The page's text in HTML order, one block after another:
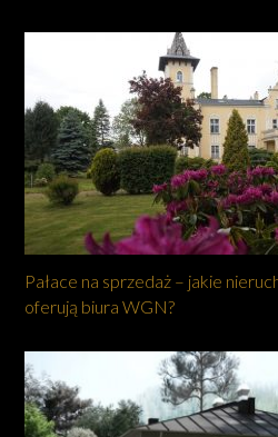
Pałace na sprzedaż – jakie
oferują biura WGN?